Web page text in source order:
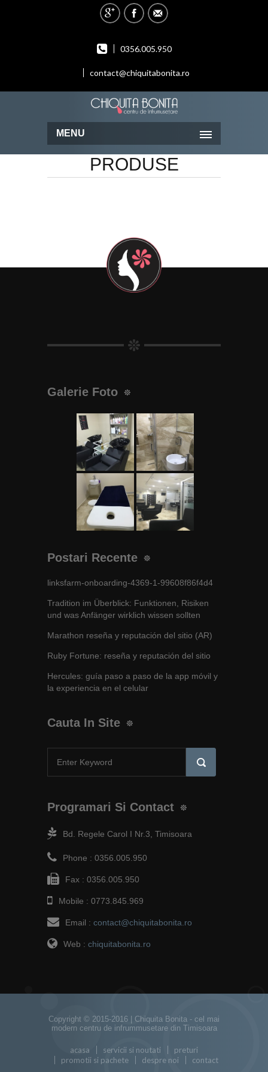
0356.005.950
contact@chiquitabonita.ro
MENU
PRODUSE
Galerie Foto
Postari Recente
linksfarm-onboarding-4369-1-99608f86f4d4
Tradition im Überblick: Funktionen, Risiken
und was Anfänger wirklich wissen sollten
Marathon reseña y reputación del sitio (AR)
Ruby Fortune: reseña y reputación del sitio
Hercules: guía paso a paso de la app móvil y
la experiencia en el celular
Cauta In Site
Programari Si Contact
Bd. Regele Carol I Nr.3, Timisoara
Phone : 0356.005.950
Fax : 0356.005.950
Mobile : 0773.845.969
Email : contact@chiquitabonita.ro
Web : chiquitabonita.ro
Copyright © 2015-2016 | Chiquita Bonita - cel mai
modern centru de infrummusetare din Timisoara
acasa servicii si noutati
preturi
promotii si pachete
despre noi contact